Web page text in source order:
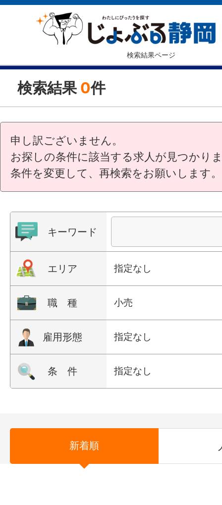
検索結果ページ
検索結果 0件
申し訳ございません。
お探しの条件に該当する求人が見つかり
条件を変更して、再検索をお願いします。
キーワード
エリア 指定なし
職 種 小売
雇用形態 指定なし
条 件 指定なし
新着順